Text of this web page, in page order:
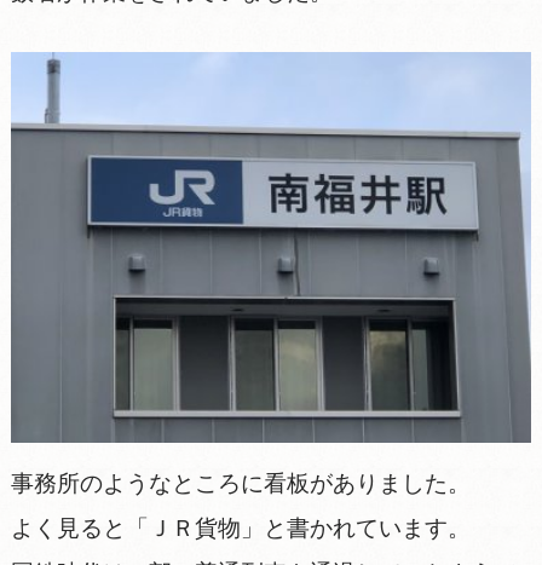
事務所のようなところに看板がありました。
よく見ると「ＪＲ貨物」と書かれています。